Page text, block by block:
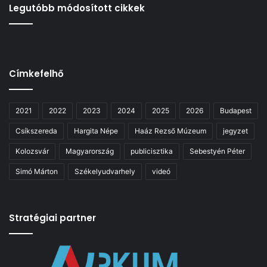
Legutóbb módosított cikkek
Címkefelhő
2021 2022 2023 2024 2025 2026 Budapest
Csíkszereda Hargita Népe Haáz Rezső Múzeum jegyzet
Kolozsvár Magyarország publicisztika Sebestyén Péter
Simó Márton Székelyudvarhely videó
Stratégiai partner